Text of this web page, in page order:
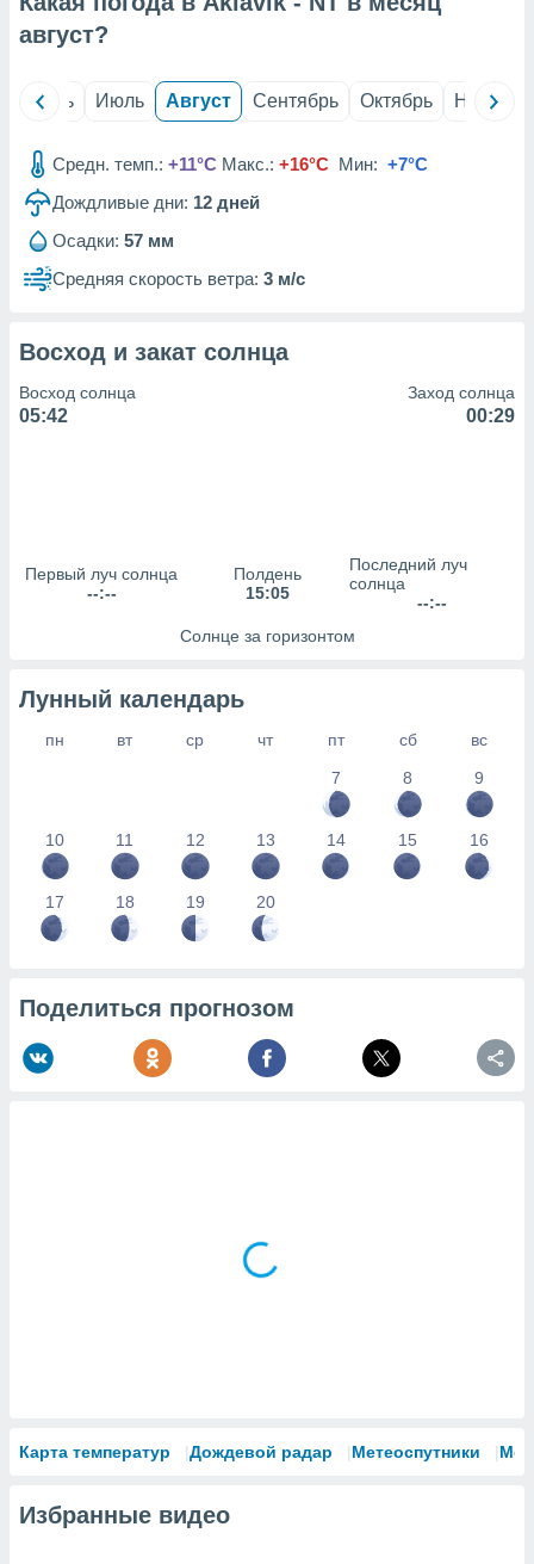
из
данных
наших 1199
август?
Июнь Июль Август Сентябрь Октябрь Ноябрь
Средн. темп.: +11°C Макс.: +16°C Мин: +7°C
Дождливые дни: 12 дней
Осадки: 57 мм
Средняя скорость ветра: 3 м/с
Восход и закат солнца
Восход солнца
05:42
Заход солнца
00:29
Первый луч солнца
--:--
Полдень
15:05
Последний луч
солнца
--:--
Солнце за горизонтом
Лунный календарь
пн вт ср чт пт сб
вс
7
8 9
10 11 12 13 14 15 16
17 18 19 20
Поделиться прогнозом
Карта температур Дождевой радар Метеоспутники
Избранные видео